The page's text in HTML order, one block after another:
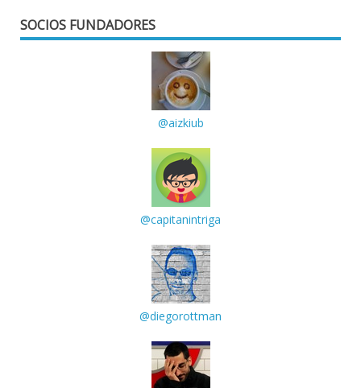
SOCIOS FUNDADORES
@aizkiub
@capitanintriga
@diegorottman